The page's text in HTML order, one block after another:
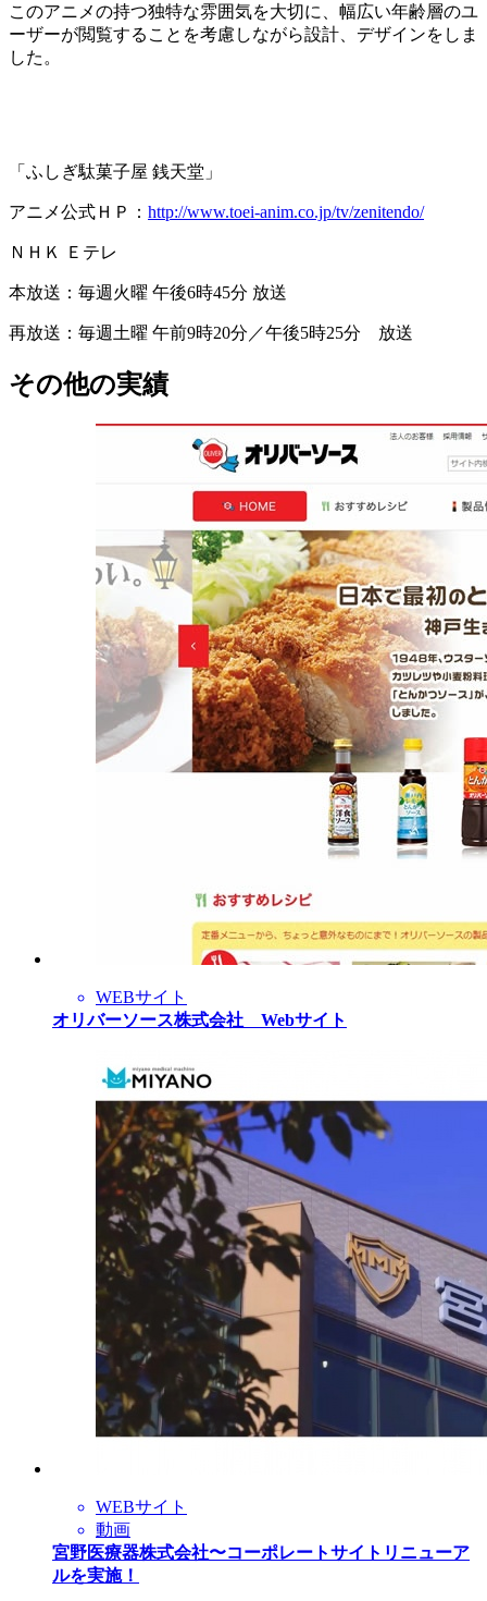
このアニメの持つ独特な雰囲気を大切に、幅広い年齢層のユ
ーザーが閲覧することを考慮しながら設計、デザインをしま
した。
「ふしぎ駄菓子屋 銭天堂」
アニメ公式ＨＰ： http://www.toei-anim.co.jp/tv/zenitendo/
ＮＨＫ Ｅテレ
本放送：毎週火曜 午後6時45分 放送
再放送：毎週土曜 午前9時20分／午後5時25分 放送
その他の実績
WEBサイト
オリバーソース株式会社 Webサイト
WEBサイト
動画
宮野医療器株式会社〜コーポレートサイトリニューア
ルを実施！